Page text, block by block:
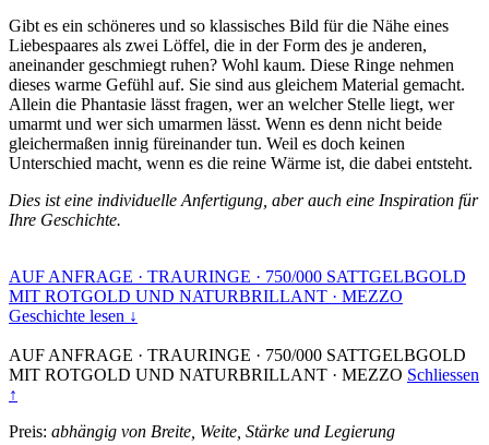
Gibt es ein schöneres und so klassisches Bild für die Nähe eines
Liebespaares als zwei Löffel, die in der Form des je anderen,
aneinander geschmiegt ruhen? Wohl kaum. Diese Ringe nehmen
dieses warme Gefühl auf. Sie sind aus gleichem Material gemacht.
Allein die Phantasie lässt fragen, wer an welcher Stelle liegt, wer
umarmt und wer sich umarmen lässt. Wenn es denn nicht beide
gleichermaßen innig füreinander tun. Weil es doch keinen
Unterschied macht, wenn es die reine Wärme ist, die dabei entsteht.
Dies ist eine individuelle Anfertigung, aber auch eine Inspiration für
Ihre Geschichte.
AUF ANFRAGE · TRAURINGE · 750/000 SATTGELBGOLD
MIT ROTGOLD UND NATURBRILLANT · MEZZO
Geschichte lesen ↓
AUF ANFRAGE · TRAURINGE · 750/000 SATTGELBGOLD
MIT ROTGOLD UND NATURBRILLANT · MEZZO Schliessen
↑
Preis: abhängig von Breite, Weite, Stärke und Legierung